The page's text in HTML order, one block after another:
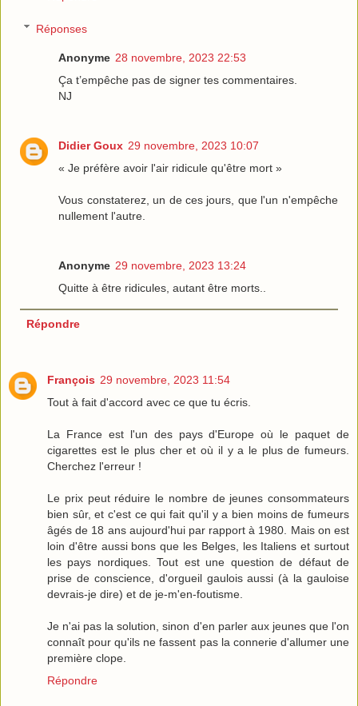
Réponses
Anonyme 28 novembre, 2023 22:53
Ça t’empêche pas de signer tes commentaires.
NJ
Didier Goux 29 novembre, 2023 10:07
« Je préfère avoir l'air ridicule qu'être mort »
Vous constaterez, un de ces jours, que l'un n'empêche
nullement l'autre.
Anonyme 29 novembre, 2023 13:24
Quitte à être ridicules, autant être morts..
Répondre
François 29 novembre, 2023 11:54
Tout à fait d'accord avec ce que tu écris.
La France est l'un des pays d'Europe où le paquet de
cigarettes est le plus cher et où il y a le plus de fumeurs.
Cherchez l'erreur !
Le prix peut réduire le nombre de jeunes consommateurs
bien sûr, et c'est ce qui fait qu'il y a bien moins de fumeurs
âgés de 18 ans aujourd'hui par rapport à 1980. Mais on est
loin d'être aussi bons que les Belges, les Italiens et surtout
les pays nordiques. Tout est une question de défaut de
prise de conscience, d'orgueil gaulois aussi (à la gauloise
devrais-je dire) et de je-m'en-foutisme.
Je n'ai pas la solution, sinon d'en parler aux jeunes que l'on
connaît pour qu'ils ne fassent pas la connerie d'allumer une
première clope.
Répondre